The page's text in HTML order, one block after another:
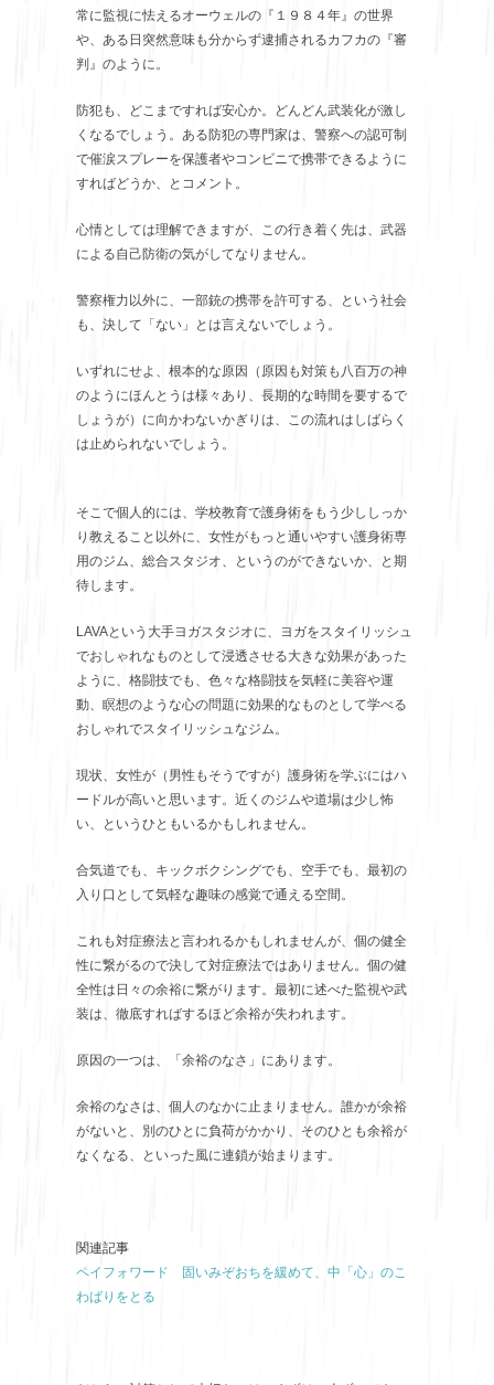
常に監視に怯えるオーウェルの『１９８４年』の世界
や、ある日突然意味も分からず逮捕されるカフカの『審
判』のように。
防犯も、どこまですれば安心か。どんどん武装化が激し
くなるでしょう。ある防犯の専門家は、警察への認可制
で催涙スプレーを保護者やコンビニで携帯できるように
すればどうか、とコメント。
心情としては理解できますが、この行き着く先は、武器
による自己防衛の気がしてなりません。
警察権力以外に、一部銃の携帯を許可する、という社会
も、決して「ない」とは言えないでしょう。
いずれにせよ、根本的な原因（原因も対策も八百万の神
のようにほんとうは様々あり、長期的な時間を要するで
しょうが）に向かわないかぎりは、この流れはしばらく
は止められないでしょう。
そこで個人的には、学校教育で護身術をもう少ししっか
り教えること以外に、女性がもっと通いやすい護身術専
用のジム、総合スタジオ、というのができないか、と期
待します。
LAVAという大手ヨガスタジオに、ヨガをスタイリッシュ
でおしゃれなものとして浸透させる大きな効果があった
ように、格闘技でも、色々な格闘技を気軽に美容や運
動、瞑想のような心の問題に効果的なものとして学べる
おしゃれでスタイリッシュなジム。
現状、女性が（男性もそうですが）護身術を学ぶにはハ
ードルが高いと思います。近くのジムや道場は少し怖
い、というひともいるかもしれません。
合気道でも、キックボクシングでも、空手でも、最初の
入り口として気軽な趣味の感覚で通える空間。
これも対症療法と言われるかもしれませんが、個の健全
性に繋がるので決して対症療法ではありません。個の健
全性は日々の余裕に繋がります。最初に述べた監視や武
装は、徹底すればするほど余裕が失われます。
原因の一つは、「余裕のなさ」にあります。
余裕のなさは、個人のなかに止まりません。誰かが余裕
がないと、別のひとに負荷がかかり、そのひとも余裕が
なくなる、といった風に連鎖が始まります。
関連記事
ペイフォワード 固いみぞおちを緩めて、中「心」のこ
わばりをとる